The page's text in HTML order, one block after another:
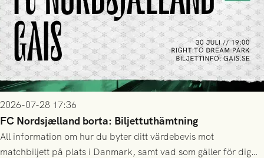
2026-07-28 17:36
FC Nordsjælland borta: Biljettuthämtning
All information om hur du byter ditt värdebevis mot
matchbiljett på plats i Danmark, samt vad som gäller för dig